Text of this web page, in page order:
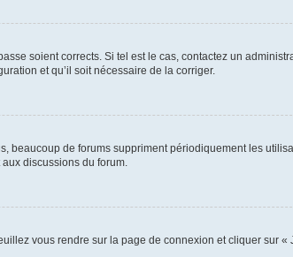
soient corrects. Si tel est le cas, contactez un
et qu’il soit nécessaire de la corriger.
beaucoup de forums suppriment périodiquement les
discussions du forum.
vous rendre sur la page de connexion et cliquer sur «